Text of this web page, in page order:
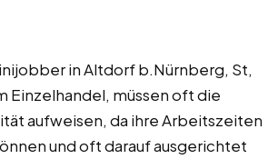
in Altdorf b.Nürnberg, St,
Einzelhandel, müssen oft die
aufweisen, da ihre Arbeitszeiten
und oft darauf ausgerichtet